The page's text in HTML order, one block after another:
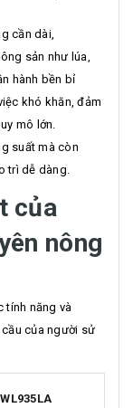
cần dài,
sản như lúa,
hành bền bỉ
khó khăn, đảm
mô lớn.
suất mà còn
trì dễ dàng.
của
nông
tính năng và
của người sử